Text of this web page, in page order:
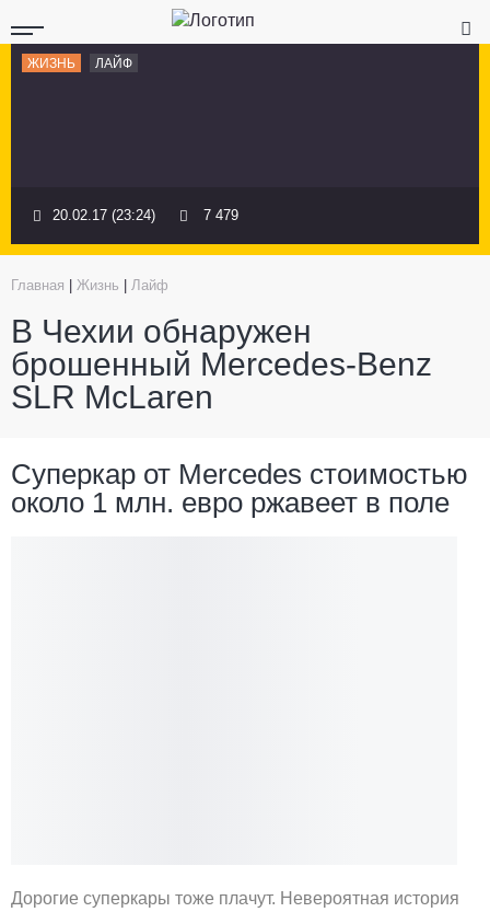
ЖИЗНЬ ЛАЙФ
20.02.17 (23:24) 7 479
Главная Жизнь Лайф
В Чехии обнаружен
брошенный Mercedes-Benz
SLR McLaren
Суперкар от Mercedes стоимостью
около 1 млн. евро ржавеет в поле
Дорогие суперкары тоже плачут. Невероятная история